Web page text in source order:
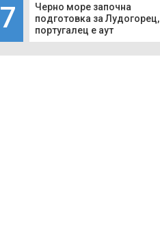
7
Черно море започна
подготовка за Лудогорец,
португалец е аут